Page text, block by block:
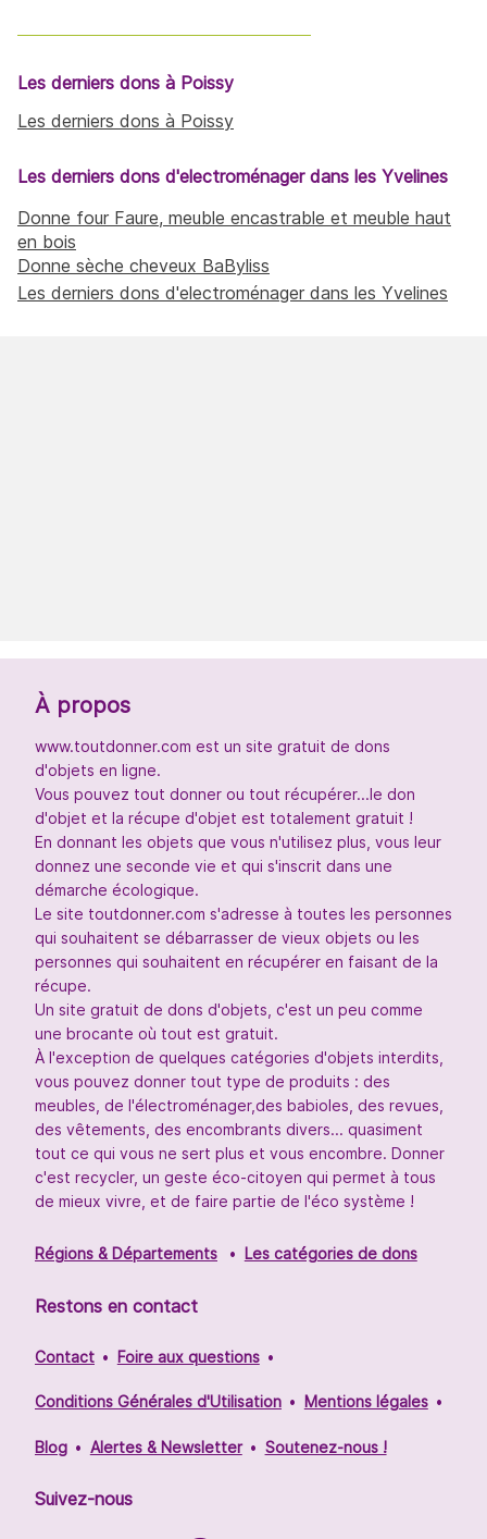
Les derniers dons à Poissy
Les derniers dons à Poissy
Les derniers dons d'electroménager dans les Yvelines
Donne four Faure, meuble encastrable et meuble haut
en bois
Donne sèche cheveux BaByliss
Les derniers dons d'electroménager dans les Yvelines
À propos
www.toutdonner.com est un site gratuit de dons
d'objets en ligne.
Vous pouvez tout donner ou tout récupérer...le don
d'objet et la récupe d'objet est totalement gratuit !
En donnant les objets que vous n'utilisez plus, vous leur
donnez une seconde vie et qui s'inscrit dans une
démarche écologique.
Le site toutdonner.com s'adresse à toutes les personnes
qui souhaitent se débarrasser de vieux objets ou les
personnes qui souhaitent en récupérer en faisant de la
récupe.
Un site gratuit de dons d'objets, c'est un peu comme
une brocante où tout est gratuit.
À l'exception de quelques catégories d'objets interdits,
vous pouvez donner tout type de produits : des
meubles, de l'électroménager,des babioles, des revues,
des vêtements, des encombrants divers... quasiment
tout ce qui vous ne sert plus et vous encombre. Donner
c'est recycler, un geste éco-citoyen qui permet à tous
de mieux vivre, et de faire partie de l'éco système !
Régions & Départements Les catégories de dons
Restons en contact
Contact Foire aux questions
Conditions Générales d'Utilisation Mentions légales
Blog Alertes & Newsletter Soutenez-nous !
Suivez-nous